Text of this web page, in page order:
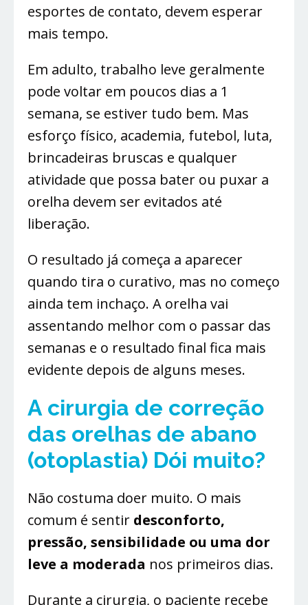
esportes de contato, devem esperar
mais tempo.
Em adulto, trabalho leve geralmente
pode voltar em poucos dias a 1
semana, se estiver tudo bem. Mas
esforço físico, academia, futebol, luta,
brincadeiras bruscas e qualquer
atividade que possa bater ou puxar a
orelha devem ser evitados até
liberação.
O resultado já começa a aparecer
quando tira o curativo, mas no começo
ainda tem inchaço. A orelha vai
assentando melhor com o passar das
semanas e o resultado final fica mais
evidente depois de alguns meses.
A cirurgia de correção
das orelhas de abano
(otoplastia) Dói muito?
Não costuma doer muito. O mais
comum é sentir desconforto,
pressão, sensibilidade ou uma dor
leve a moderada nos primeiros dias.
Durante a cirurgia, o paciente recebe